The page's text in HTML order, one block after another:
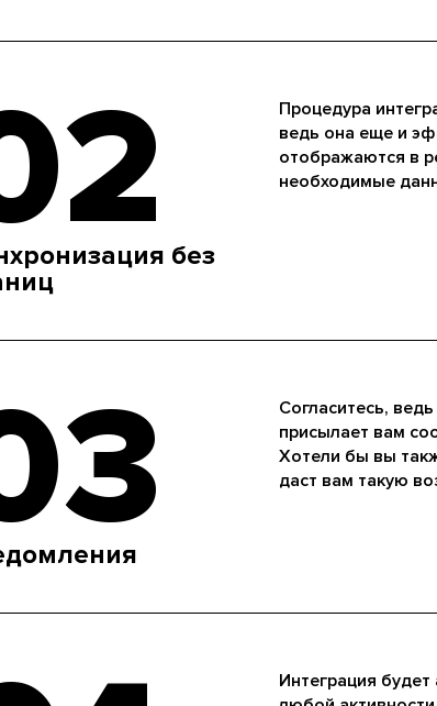
без
Процедура
ведь она еще и
отображаются в
необходимые
Согласитесь,
присылает вам
Хотели бы вы
даст вам такую
Интеграция